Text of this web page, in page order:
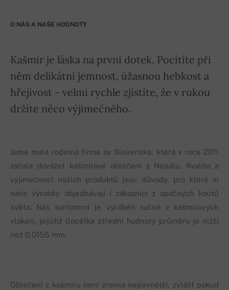
O NÁS A NAŠE HODNOTY
Kašmír je láska na první dotek. Pocítíte při
něm delikátní jemnost, úžasnou hebkost a
hřejivost - velmi rychle zjistíte, že v rukou
držíte něco výjimečného.
Jsme malá rodinná firma ze Slovenska, která v roce 2011
začala dovážet kašmírové oblečení z Nepálu. Kvalita a
výjimečnost našich produktů jsou důvody, pro které si
naše výrobky objednávají i zákazníci z opačných koutů
světa. Náš sortiment je vyráběn ručně z kašmírových
vláken, jejichž tloušťka střední hodnoty průměru je nižší
než 0,0155 mm.
Oblečení z kašmíru není zrovna nejlevnější, zvlášť pokud